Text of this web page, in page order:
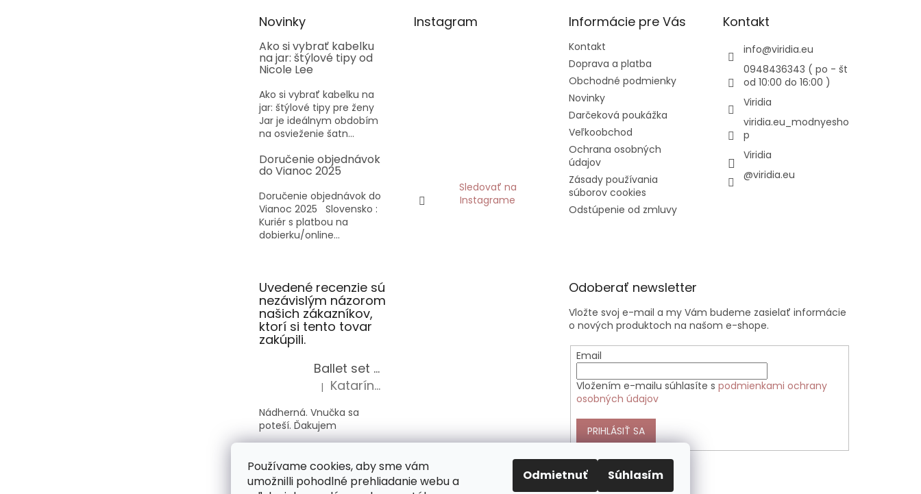
Používame cookies, aby sme vám
umožnilli pohodlné prehliadanie webu a
Odmietnuť Súhlasím
Novinky
Ako si vybrať kabelku
na jar: štýlové tipy od
Nicole Lee
Ako si vybrať kabelku na
jar: štýlové tipy pre ženy
Jar je ideálnym obdobím
na osvieženie šatn...
Doručenie objednávok
do Vianoc 2025
Doručenie objednávok do
Vianoc 2025 Slovensko :
Kuriér s platbou na
dobierku/online...
Instagram
Sledovať na
Instagrame
Informácie pre Vás
Kontakt
Doprava a platba
Obchodné podmienky
Novinky
Darčeková poukážka
Veľkoobchod
Ochrana osobných
údajov
Zásady používania
súborov cookies
Odstúpenie od zmluvy
Kontakt
info@viridia.eu
0948436343 ( po - št
od 10:00 do 16:00 )
Viridia
viridia.eu_modnyesho
p
Viridia
@viridia.eu
Uvedené recenzie sú
nezávislým názorom
našich zákazníkov,
ktorí si tento tovar
zakúpili.
Ballet set školská taška, nerezová fľaša a plný peračník s motívom baletky pre dievča
Hodnotenie produktu je 5 z 5 hviezdičiek.
| Katarína Sz.
Nádherná. Vnučka sa
poteší. Ďakujem
Hodnotenie produktu je 5 z 5 hviezdičiek.
| Alica Sz.
Odoberať newsletter
Vložte svoj e-mail a my Vám budeme zasielať informácie
o nových produktoch na našom e-shope.
Email
Vložením e-mailu súhlasíte spodmienkami ochrany
osobných údajov
PRIHLÁSIŤ SA